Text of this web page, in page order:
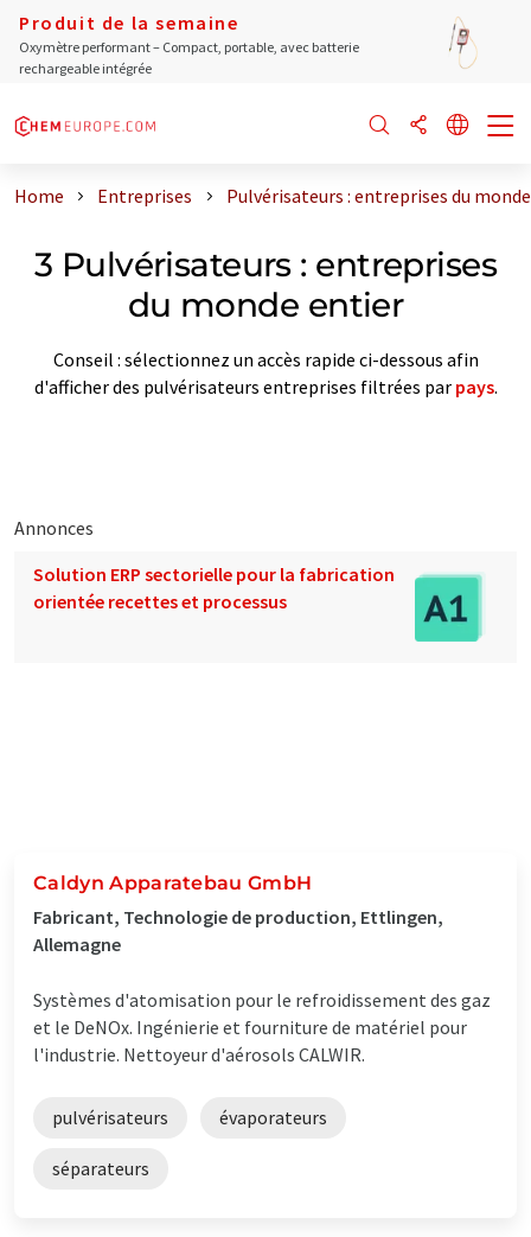
Produit de la semaine
Oxymètre performant – Compact, portable, avec batterie
rechargeable intégrée
Home Entreprises Pulvérisateurs : entreprises du
3 Pulvérisateurs : entreprises
du monde entier
Conseil : sélectionnez un accès rapide ci-dessous afin
d'afficher des pulvérisateurs entreprises filtrées par pays.
Annonces
Solution ERP sectorielle pour la fabrication
orientée recettes et processus
Caldyn Apparatebau GmbH
Fabricant, Technologie de production, Ettlingen,
Allemagne
Systèmes d'atomisation pour le refroidissement des gaz
et le DeNOx. Ingénierie et fourniture de matériel pour
l'industrie. Nettoyeur d'aérosols CALWIR.
pulvérisateurs évaporateurs
séparateurs